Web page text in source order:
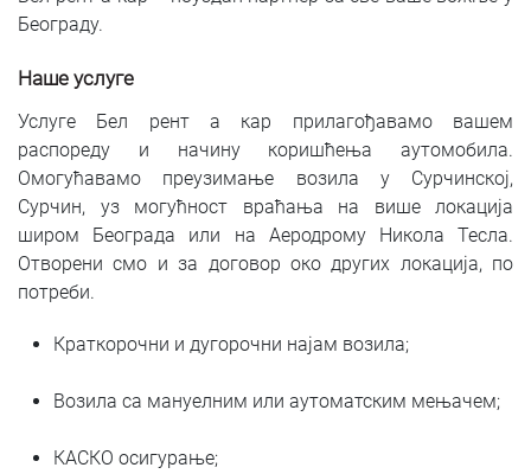
Београду.
Наше услуге
Услуге Бел рент а кар прилагођавамо вашем
распореду и начину коришћења аутомобила.
Омогућавамо преузимање возила у Сурчинској,
Сурчин, уз могућност враћања на више локација
широм Београда или на Аеродрому Никола Тесла.
Отворени смо и за договор око других локација, по
потреби.
Краткорочни и дугорочни најам возила;
Возила са мануелним или аутоматским мењачем;
КАСКО осигурање;